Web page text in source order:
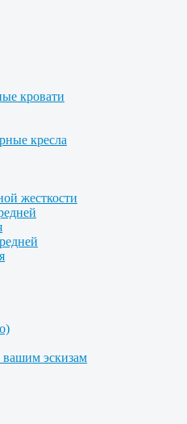
кровати
кресла
жесткости
вашим эскизам